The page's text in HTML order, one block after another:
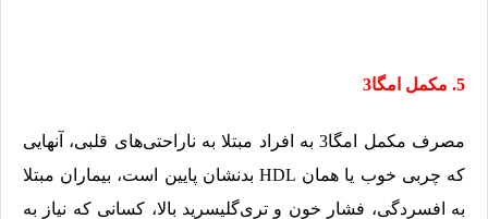
5. مکمل امگا3
مصرف مکمل امگا3 به افراد مبتلا به ناراحتی‌های قلبی، آنهایی
که چربی خوب یا همان HDL بدنشان پایین است، بیماران مبتلا
به افسردگی، فشار خون و تری‌گلیسرید بالا، کسانی که نیاز به